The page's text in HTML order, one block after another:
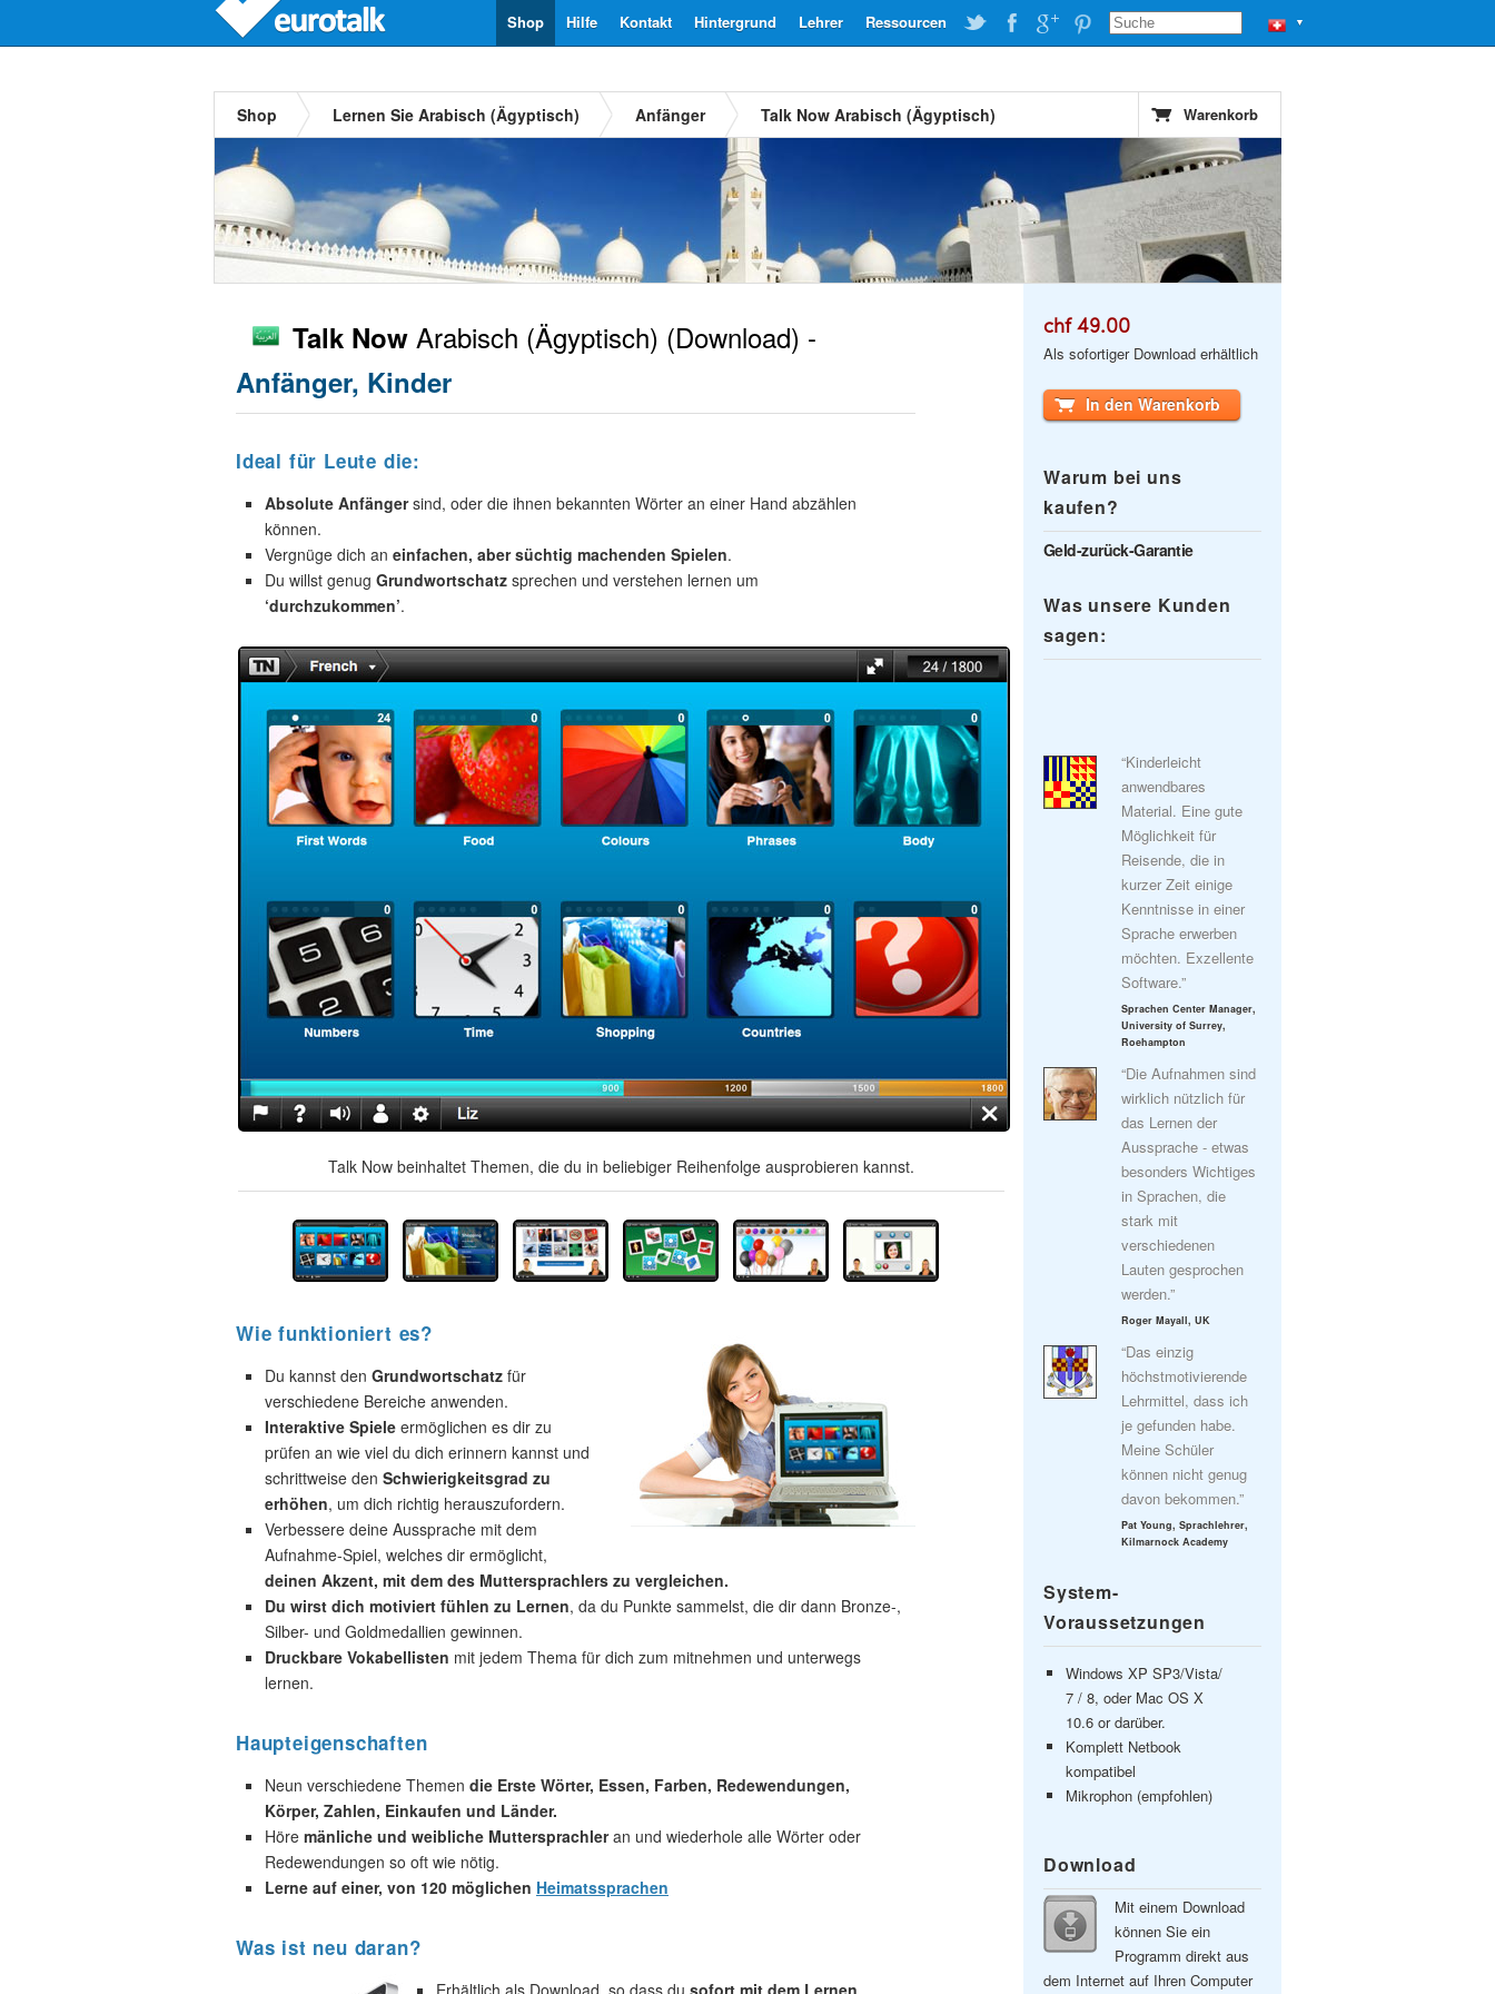
▼
Ressourcen
Lehrer
Hintergrund
Kontakt
Hilfe
Shop
Shop Lernen Sie Arabisch (Ägyptisch) Anfänger Talk Now Arabisch (Ägyptisch) Warenkorb
Talk Now Arabisch (Ägyptisch) (Download) -
Anfänger, Kinder
Ideal für Leute die:
Absolute Anfängersind, oder die ihnen bekannten Wörter an einer Hand abzählen
können.
Vergnüge dich an einfachen, aber süchtig machenden Spielen.
Du willst genug Grundwortschatz sprechen und verstehen lernen um
‘durchzukommen’.
Talk Now beinhaltet Themen, die du in beliebiger Reihenfolge ausprobieren kannst.
Wie funktioniert es?
Du kannst den Grundwortschatz für
verschiedene Bereiche anwenden.
Interaktive Spiele ermöglichen es dir zu
prüfen an wie viel du dich erinnern kannst und
schrittweise den Schwierigkeitsgrad zu
erhöhen, um dich richtig herauszufordern.
Verbessere deine Aussprache mit dem
Aufnahme-Spiel, welches dir ermöglicht,
deinen Akzent, mit dem des Muttersprachlers zu vergleichen.
Du wirst dich motiviert fühlen zu Lernen, da du Punkte sammelst, die dir dann Bronze-,
Silber- und Goldmedallien gewinnen.
Druckbare Vokabellisten mit jedem Thema für dich zum mitnehmen und unterwegs
lernen.
Haupteigenschaften
Neun verschiedene Themen die Erste Wörter, Essen, Farben, Redewendungen,
Körper, Zahlen, Einkaufen und Länder.
Höre mänliche und weibliche Muttersprachleran und wiederhole alle Wörter oder
Redewendungen so oft wie nötig.
Lerne auf einer, von 120 möglichen Heimatssprachen
Was ist neu daran?
Erhältlich als Download, so dass du sofort mit dem Lernen
chf 49.00
Als sofortiger Download erhältlich
In den Warenkorb
Warum bei uns
kaufen?
Geld-zurück-Garantie
Was unsere Kunden
sagen:
“Kinderleicht
anwendbares
Material. Eine gute
Möglichkeit für
Reisende, die in
kurzer Zeit einige
Kenntnisse in einer
Sprache erwerben
möchten. Exzellente
Software.”
Sprachen Center Manager,
University of Surrey,
Roehampton
“Die Aufnahmen sind
wirklich nützlich für
das Lernen der
Aussprache - etwas
besonders Wichtiges
in Sprachen, die
stark mit
verschiedenen
Lauten gesprochen
werden.”
Roger Mayall, UK
“Das einzig
höchstmotivierende
Lehrmittel, dass ich
je gefunden habe.
Meine Schüler
können nicht genug
davon bekommen.”
Pat Young, Sprachlehrer,
Kilmarnock Academy
System-
Voraussetzungen
Windows XP SP3/Vista/
7 / 8, oder Mac OS X
10.6 or darüber.
Komplett Netbook
kompatibel
Mikrophon (empfohlen)
Download
Mit einem Download
können Sie ein
Programm direkt aus
dem Internet auf Ihren Computer